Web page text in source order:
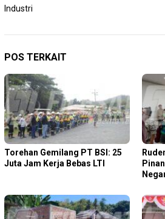
Industri
POS TERKAIT
Torehan Gemilang PT BSI: 25
Juta Jam Kerja Bebas LTI